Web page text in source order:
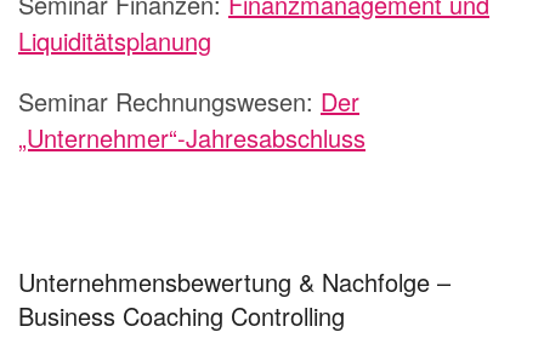
Liquiditätsplanung
Seminar Rechnungswesen: Der
„Unternehmer“-Jahresabschluss
Unternehmensbewertung & Nachfolge –
Business Coaching Controlling